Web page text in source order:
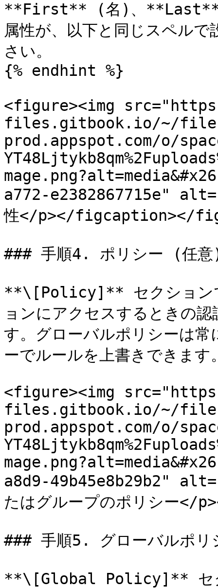
**First** (名)、**Last**
属性が、以下と同じスペル
さい。
{% endhint %}
<figure><img
files.gitbook.io/~/
prod.appspot.com/o/
a772-e2382867715e"
性</p></figcaption></
### 手順4. ポリシー (任
**\[Policy]** セクションで
ョンにアクセスするときの
す。グローバルポリシーは
ーでルールを上書きできます
<figure><img
files.gitbook.io/~/
prod.appspot.com/o/
a8d9-49b45e8b29b2"
たはグループのポリシー
### 手順5. グローバルポリ
**\[Global Policy]** セク